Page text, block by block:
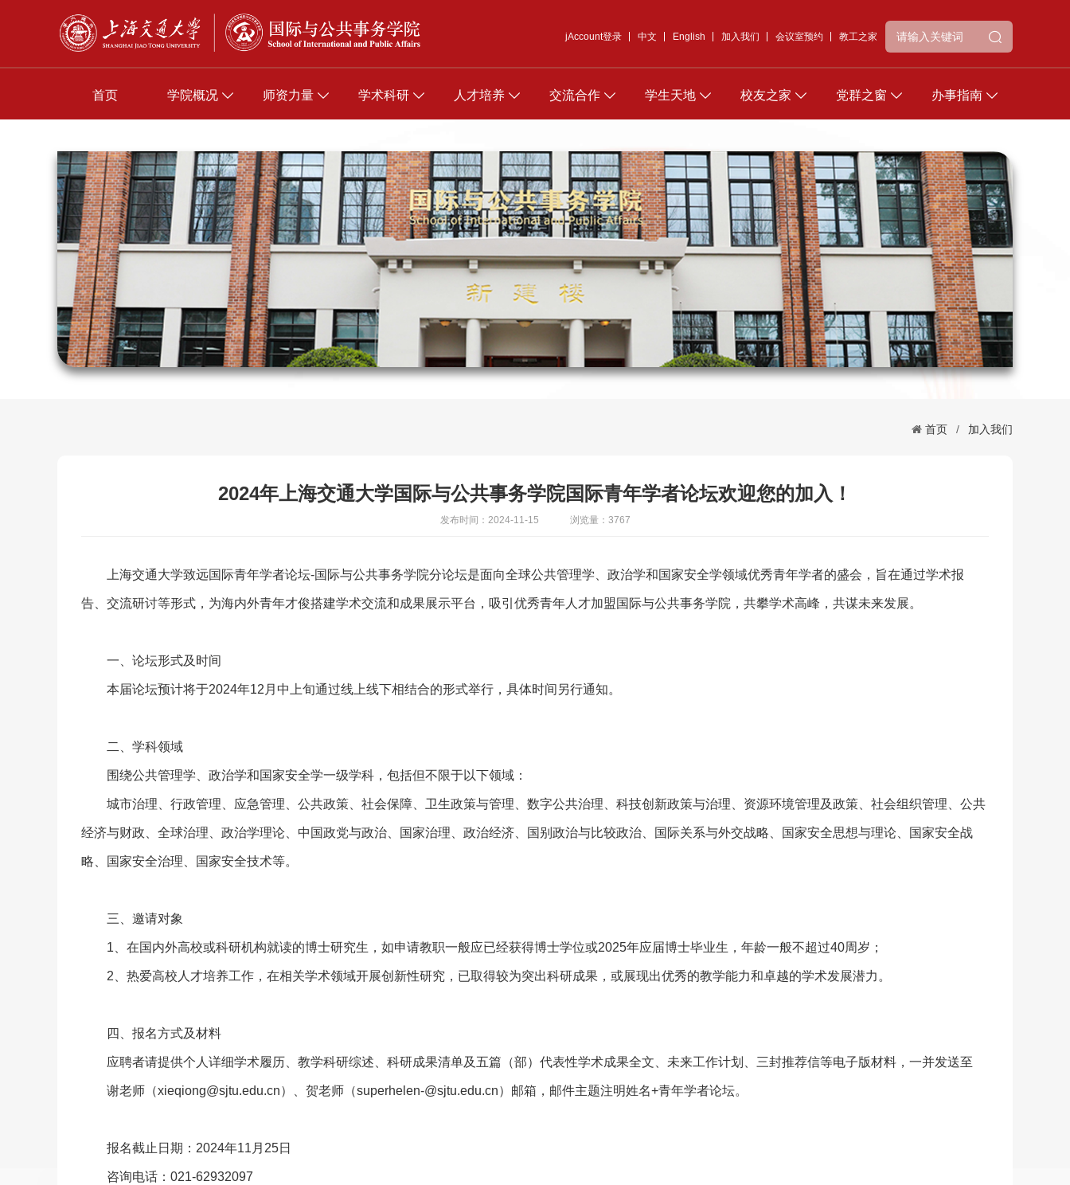
jAccount登录 中文 English 加入我们 会议室预约 教工之家
首页 学院概况 师资力量 学术科研 人才培养 交流合作 学生天地 校友之家 党群之窗 办事指南
首页 / 加入我们
2024年上海交通大学国际与公共事务学院国际青年学者论坛欢迎您的加入！
发布时间：2024-11-15 浏览量：3767
上海交通大学致远国际青年学者论坛-国际与公共事务学院分论坛是面向全球公共管理学、政治学和国家安全学领域优秀青年学者的盛会，旨在通过学术报
告、交流研讨等形式，为海内外青年才俊搭建学术交流和成果展示平台，吸引优秀青年人才加盟国际与公共事务学院，共攀学术高峰，共谋未来发展。
一、论坛形式及时间
本届论坛预计将于2024年12月中上旬通过线上线下相结合的形式举行，具体时间另行通知。
二、学科领域
围绕公共管理学、政治学和国家安全学一级学科，包括但不限于以下领域：
城市治理、行政管理、应急管理、公共政策、社会保障、卫生政策与管理、数字公共治理、科技创新政策与治理、资源环境管理及政策、社会组织管理、公共
经济与财政、全球治理、政治学理论、中国政党与政治、国家治理、政治经济、国别政治与比较政治、国际关系与外交战略、国家安全思想与理论、国家安全战
略、国家安全治理、国家安全技术等。
三、邀请对象
1、在国内外高校或科研机构就读的博士研究生，如申请教职一般应已经获得博士学位或2025年应届博士毕业生，年龄一般不超过40周岁；
2、热爱高校人才培养工作，在相关学术领域开展创新性研究，已取得较为突出科研成果，或展现出优秀的教学能力和卓越的学术发展潜力。
四、报名方式及材料
应聘者请提供个人详细学术履历、教学科研综述、科研成果清单及五篇（部）代表性学术成果全文、未来工作计划、三封推荐信等电子版材料，一并发送至
谢老师（xieqiong@sjtu.edu.cn）、贺老师（superhelen-@sjtu.edu.cn）邮箱，邮件主题注明姓名+青年学者论坛。
报名截止日期：2024年11月25日
咨询电话：021-62932097